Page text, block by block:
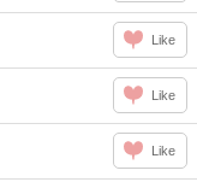
Like
Like
Like